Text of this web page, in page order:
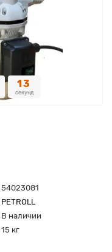
13
секунд
54023081
PETROLL
В наличии
15 кг